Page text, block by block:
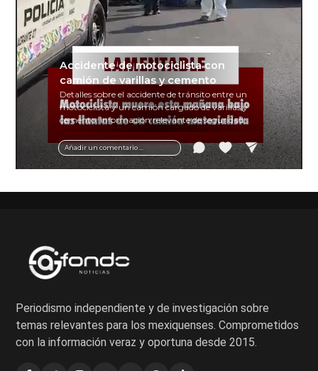
Añadir un comentario ...
Accidente de motociclista con
camión de varillas y cemento
Detalles sobre el accidente de tránsito entre un
motociclista y un camión cargado de varillas y
cemento. Información relevante de seguridad
vial y recomendaciones para motociclistas.
Periodismo independiente y de investigación sobre
temas relevantes para los mexiquenses. Comprometidos
con la información veraz y oportuna desde 2015.